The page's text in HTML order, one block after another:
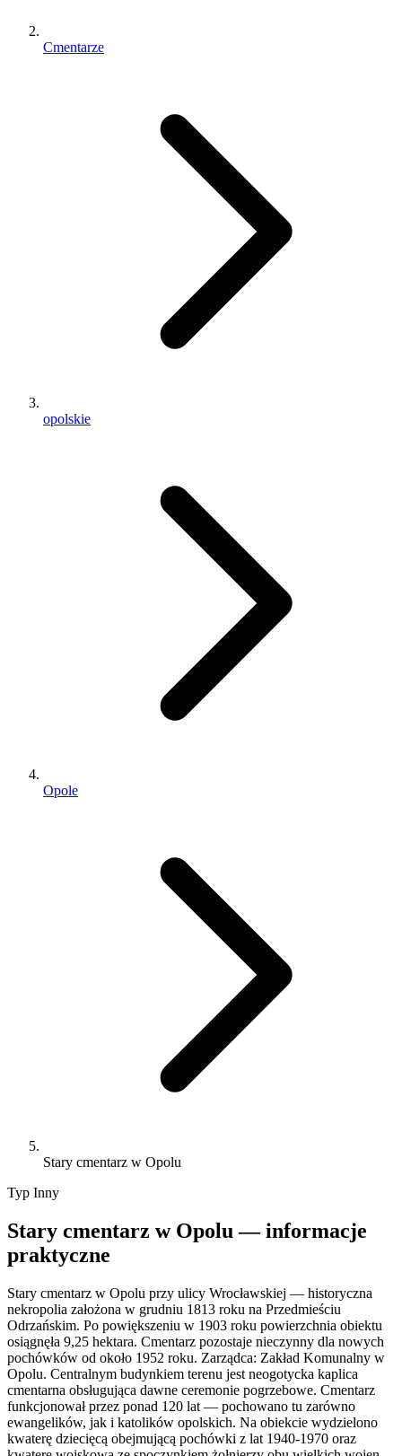
Cmentarze
opolskie
Opole
Stary cmentarz w Opolu
Typ Inny
Stary cmentarz w Opolu — informacje
praktyczne
Stary cmentarz w Opolu przy ulicy Wrocławskiej — historyczna
nekropolia założona w grudniu 1813 roku na Przedmieściu
Odrzańskim. Po powiększeniu w 1903 roku powierzchnia obiektu
osiągnęła 9,25 hektara. Cmentarz pozostaje nieczynny dla nowych
pochówków od około 1952 roku. Zarządca: Zakład Komunalny w
Opolu. Centralnym budynkiem terenu jest neogotycka kaplica
cmentarna obsługująca dawne ceremonie pogrzebowe. Cmentarz
funkcjonował przez ponad 120 lat — pochowano tu zarówno
ewangelików, jak i katolików opolskich. Na obiekcie wydzielono
kwaterę dziecięcą obejmującą pochówki z lat 1940-1970 oraz